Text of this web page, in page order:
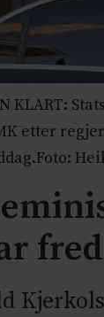
KLART:
etter